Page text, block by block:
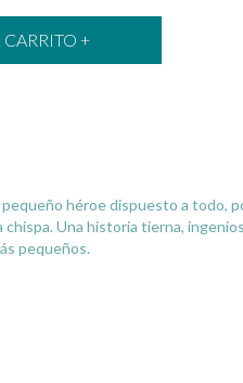
héroe dispuesto a todo,
Una historia tierna,
pequeños.